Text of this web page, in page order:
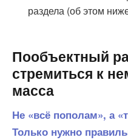
раздела (об этом
Пообъектный
стремиться к
масса
Не «всё пополам», а
Только нужно